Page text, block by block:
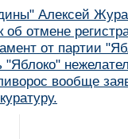
Алексей
об отмене
от партии
вообще